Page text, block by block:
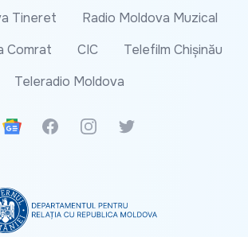
Tineret
Radio Moldova Muzical
Comrat
CIC
Telefilm Chișinău
Teleradio Moldova
Google News
FacebookInstagramTwitter